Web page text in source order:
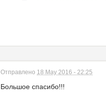
Отправлено 18 May 2016 - 22:25
Большое спасибо!!!